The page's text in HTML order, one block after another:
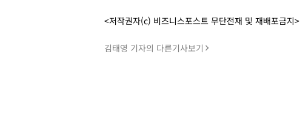
<저작권자(c) 비즈니스포스트 무단전재 및 재배포금지>
김태영 기자의 다른기사보기